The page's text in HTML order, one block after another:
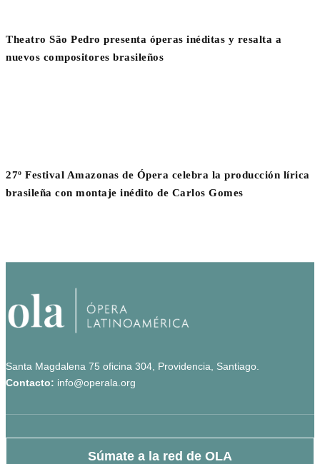
Theatro São Pedro presenta óperas inéditas y resalta a
nuevos compositores brasileños
27º Festival Amazonas de Ópera celebra la producción lírica
brasileña con montaje inédito de Carlos Gomes
Santa Magdalena 75 oficina 304, Providencia, Santiago.
Contacto: info@operala.org
Súmate a la red de OLA